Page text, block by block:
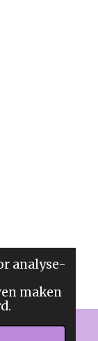
analyse-
maken